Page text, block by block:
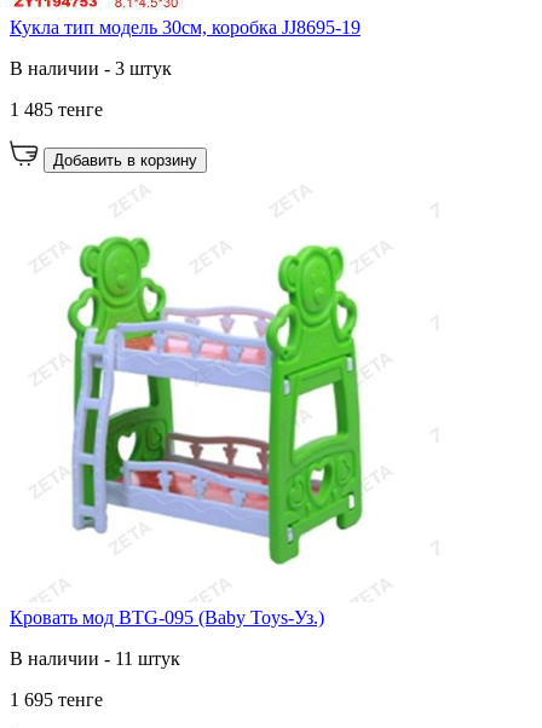
Кукла тип модель 30см, коробка JJ8695-19
В наличии - 3 штук
1 485 тенге
Добавить в корзину
Кровать мод BTG-095 (Baby Toys-Уз.)
В наличии - 11 штук
1 695 тенге